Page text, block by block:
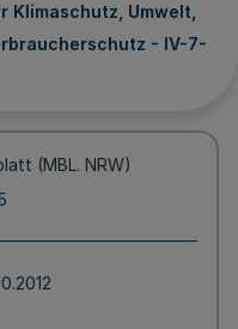
Klimaschutz, Umwelt,
- IV-7-
(MBL. NRW)